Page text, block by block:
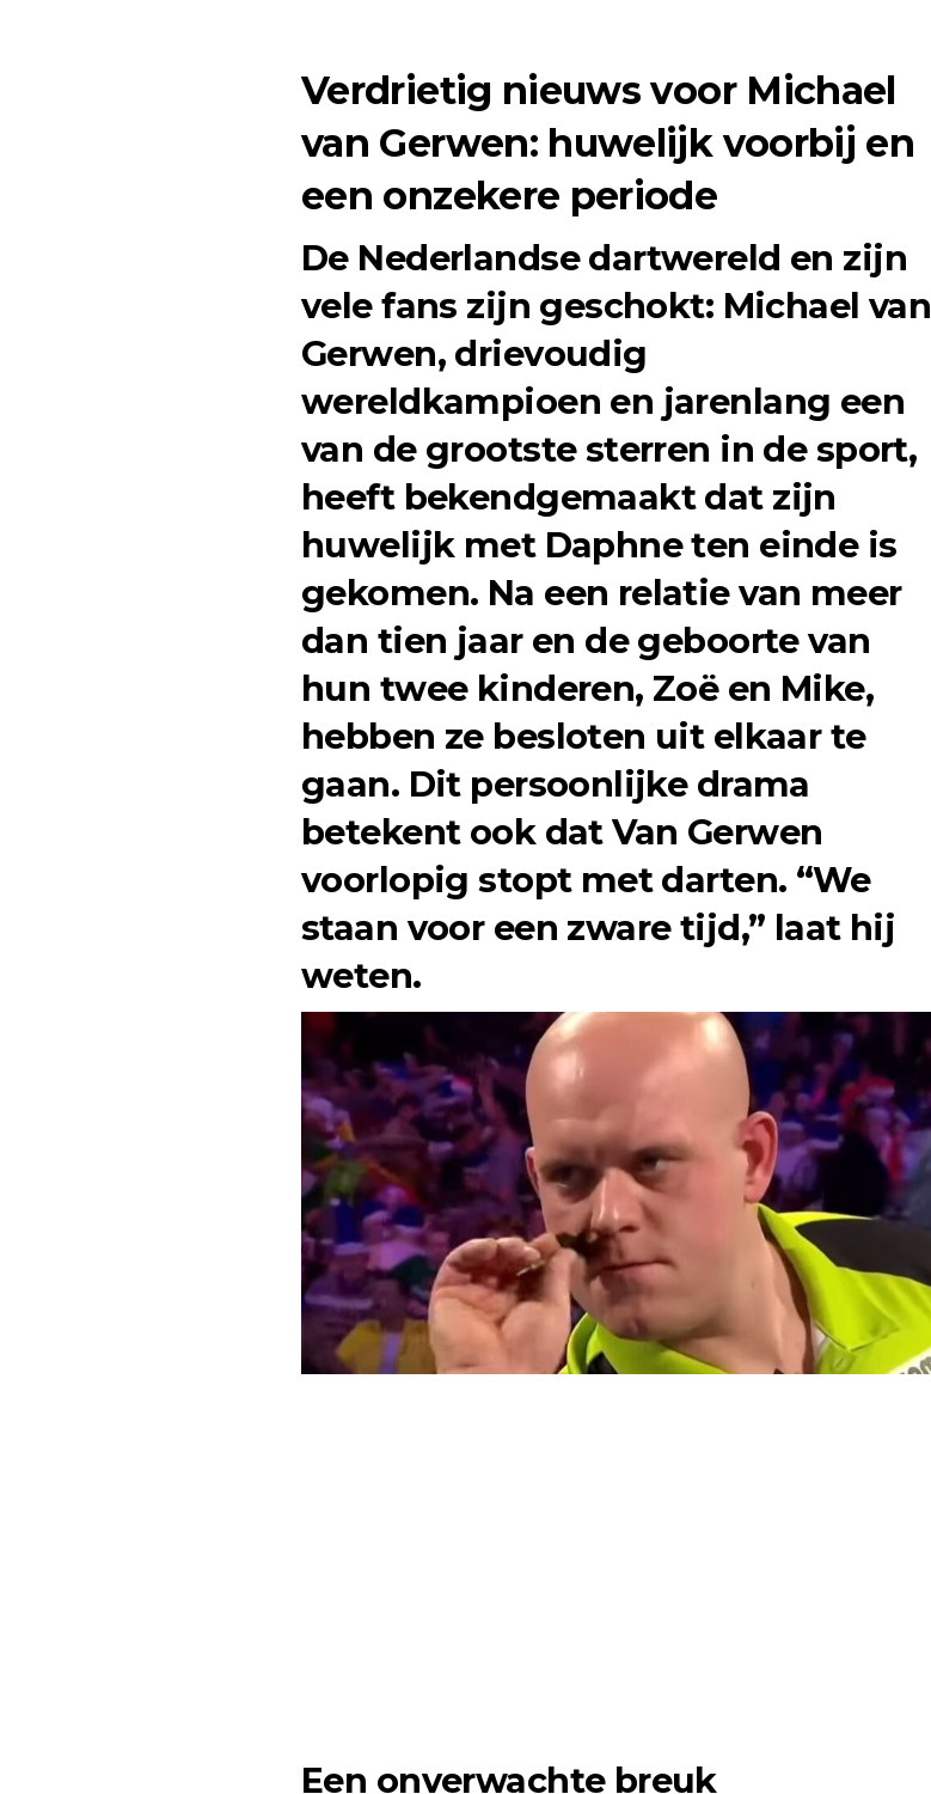
Verdrietig nieuws voor Michael
van Gerwen: huwelijk voorbij en
een onzekere periode
De Nederlandse dartwereld en zijn
vele fans zijn geschokt: Michael van
Gerwen, drievoudig
wereldkampioen en jarenlang een
van de grootste sterren in de sport,
heeft bekendgemaakt dat zijn
huwelijk met Daphne ten einde is
gekomen. Na een relatie van meer
dan tien jaar en de geboorte van
hun twee kinderen, Zoë en Mike,
hebben ze besloten uit elkaar te
gaan. Dit persoonlijke drama
betekent ook dat Van Gerwen
voorlopig stopt met darten. “We
staan voor een zware tijd,” laat hij
weten.
Een onverwachte breuk